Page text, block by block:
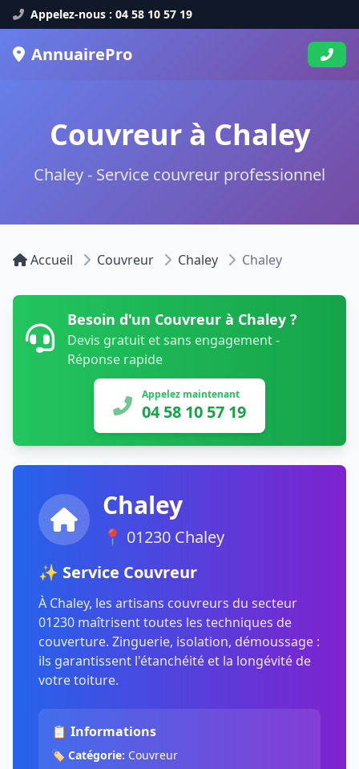
Appelez-nous : 04 58 10 57 19
AnnuairePro
Couvreur à Chaley
Chaley - Service couvreur professionnel
Accueil Couvreur Chaley Chaley
Besoin d'un Couvreur à Chaley ?
Devis gratuit et sans engagement -
Réponse rapide
Appelez maintenant
04 58 10 57 19
Chaley
📍 01230 Chaley
✨ Service Couvreur
À Chaley, les artisans couvreurs du secteur
01230 maîtrisent toutes les techniques de
couverture. Zinguerie, isolation, démoussage :
ils garantissent l'étanchéité et la longévité de
votre toiture.
📋 Informations
🏷️ Catégorie: Couvreur